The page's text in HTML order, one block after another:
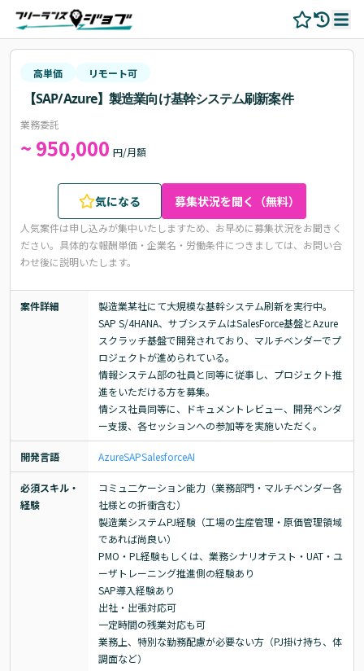
高単価 リモート可
【SAP/Azure】製造業向け基幹システム刷新案件
業務委託
~ 950,000 円/月額
気になる 募集状況を聞く（無料）
人気案件は申し込みが集中いたしますため、お早めに募集状況をお聞きく
ださい。 具体的な報酬単価・企業名・労働条件につきましては、お問い合
わせ後に説明いたします。
案件詳細
製造業某社にて大規模な基幹システム刷新を実行中。
SAP S/4HANA、サブシステムはSalesForce基盤とAzure
スクラッチ基盤で開発されており、マルチベンダーでプ
ロジェクトが進められている。
情報システム部の社員と同等に従事し、プロジェクト推
進をいただける方を募集。
情シス社員同等に、ドキュメントレビュー、開発ベンダ
ー支援、各セッションへの参加等を実施いただく。
開発言語 AzureSAPSalesforceAI
必須スキル・
経験
コミュ二ケーション能力（業務部門・マルチベンダー各
社様との折衝含む）
製造業システムPJ経験（工場の生産管理・原価管理領域
であれば尚良い）
PMO・PL経験もしくは、業務シナリオテスト・UAT・ユ
ーザトレーニング推進側の経験あり
SAP導入経験あり
出社・出張対応可
一定時間の残業対応も可
業務上、特別な勤務配慮が必要ない方（PJ掛け持ち、体
調面など）